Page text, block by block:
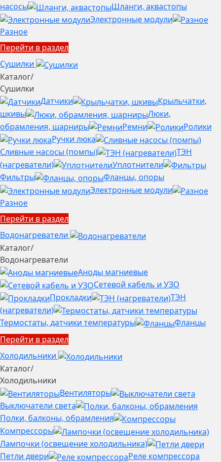
насосы
Шланги, аквастопы
Электронные модули
Разное
Перейти в раздел
Сушилки
Каталог/
Сушилки
Датчики
Крыльчатки,
шкивы
Люки,
обрамления, шарниры
Ремни
Ролики
Ручки люка
Сливные насосы (помпы)
ТЭН
(нагреватели)
Уплотнители
Фильтры
Фланцы, опоры
Электронные модули
Разное
Перейти в раздел
Водонагреватели
Каталог/
Водонагреватели
Аноды магниевые
Сетевой кабель и УЗО
Прокладки
ТЭН
(нагреватели)
Термостаты, датчики температуры
Фланцы
Перейти в раздел
Холодильники
Каталог/
Холодильники
Вентиляторы
Выключатели света
Полки, балконы, обрамления
Компрессоры
Лампочки (освещение холодильника)
Петли двери
Реле компрессора